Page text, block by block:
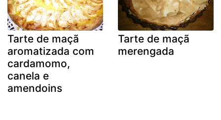
Tarte de maçã
aromatizada com
cardamomo,
canela e
amendoins
Tarte de maçã
merengada